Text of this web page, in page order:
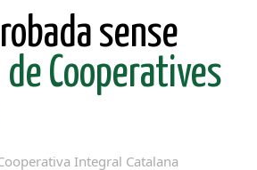
sense
de Cooperatives
Integral Catalana